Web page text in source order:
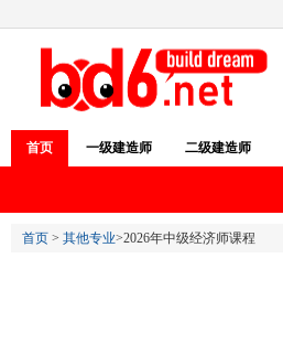
首页 一级建造师 二级建造师
首页 > 其他专业>2026年中级经济师课程